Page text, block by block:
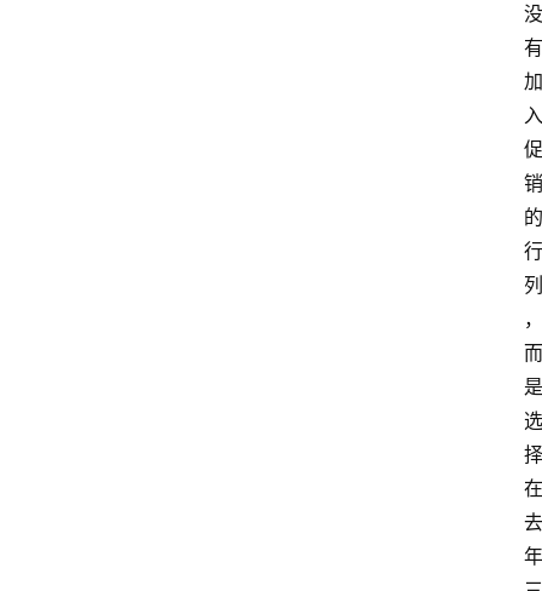
没
有
加
入
促
销
的
行
列
，
而
是
选
择
在
去
年